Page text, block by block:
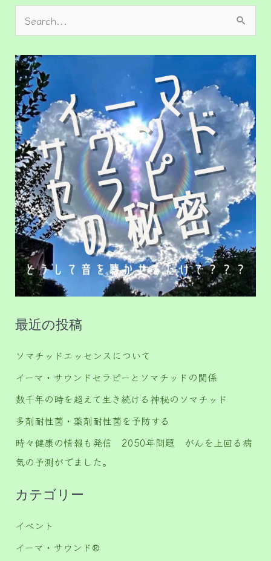
対
象
:
最近の投稿
ソマチッドエッセンスについて
イーマ・サウンドセラピーとソマチッドの関係
数千年の時を超えて生き続ける神秘のソマチッド
多剤耐性菌・薬剤耐性菌を予防する
時々健康の情報も発信 2050年問題 がんを上回る病
気の予測がでました。
カテゴリー
イベント
イーマ・サウンド®️